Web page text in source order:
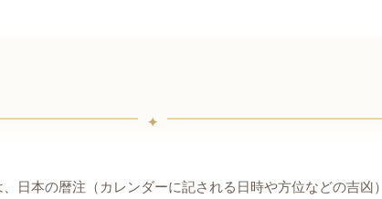
、日本の暦注（カレンダーに記される日時や方位などの吉